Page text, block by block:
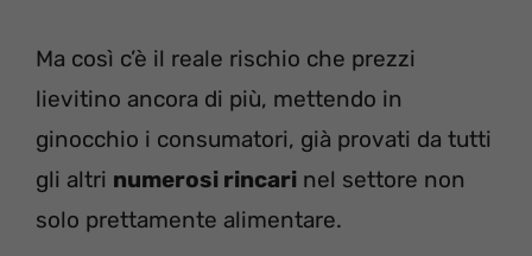
Ma così c’è il reale rischio che prezzi
lievitino ancora di più, mettendo in
ginocchio i consumatori, già provati da tutti
gli altri numerosi rincari nel settore non
solo prettamente alimentare.